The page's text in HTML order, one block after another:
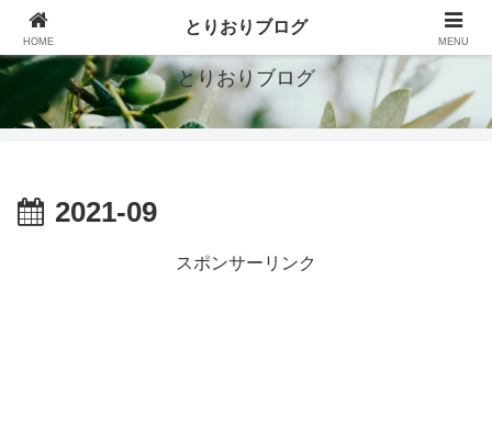
シンプルで豊かな暮らしを目指す
とりおりブログ
2021-09
スポンサーリンク
HOME
とりおりブログ
MENU